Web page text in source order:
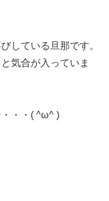
している旦那です。
気合が入っていま
・・・( ^ω^ )